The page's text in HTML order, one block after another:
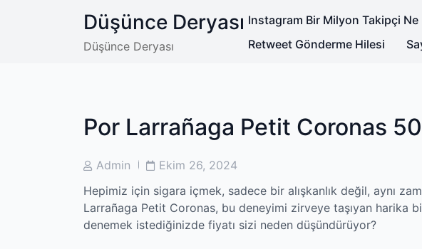
Düşünce Deryası
Düşünce Deryası
Instagram Bir Milyon Takipçi Ne
Retweet Gönderme Hilesi
Por Larrañaga Petit Coronas
PostAdmin
PostEkim 26, 2024
Hepimiz için sigara içmek, sadece bir alışkanlık değil, aynı
Larrañaga Petit Coronas, bu deneyimi zirveye taşıyan harika
denemek istediğinizde fiyatı sizi neden düşündürüyor?